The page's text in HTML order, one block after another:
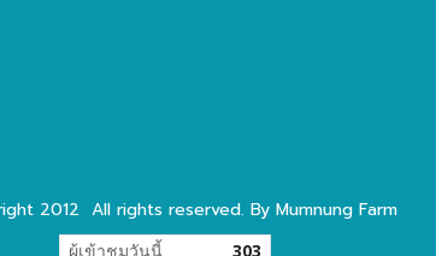
2012 All rights reserved. By Mumnung Farm
ผู้เข้าชมวันนี้ 303